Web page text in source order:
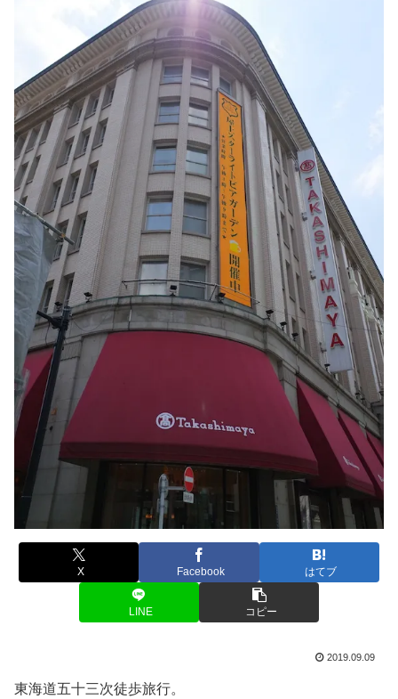
X Facebook はてブ
LINE コピー
2019.09.09
東海道五十三次徒歩旅行。